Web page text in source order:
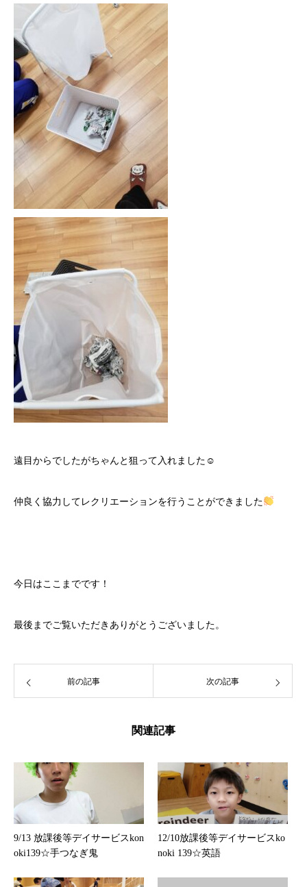
遠目からでしたがちゃんと狙って入れました☺
仲良く協力してレクリエーションを行うことができました
今日はここまでです！
最後までご覧いただきありがとうございました。
前の記事 次の記事
関連記事
9/13 放課後等デイサービスkon
oki139☆手つなぎ鬼
12/10放課後等デイサービスko
noki 139☆英語